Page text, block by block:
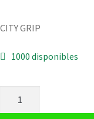
CITY GRIP
1000 disponibles